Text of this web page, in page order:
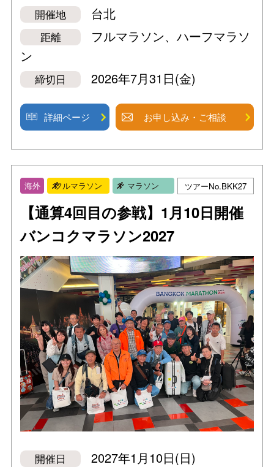
開催地 台北
距離
フルマラソン、ハーフマラソ
ン
締切日 2026年7月31日(金)
詳細ページ お申し込み・ご相談
海外 フルマラソン マラソン ツアーNo.BKK27
【通算4回目の参戦】1月10日開催
バンコクマラソン2027
開催日 2027年1月10日(日)